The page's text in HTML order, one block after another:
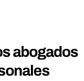
abogados